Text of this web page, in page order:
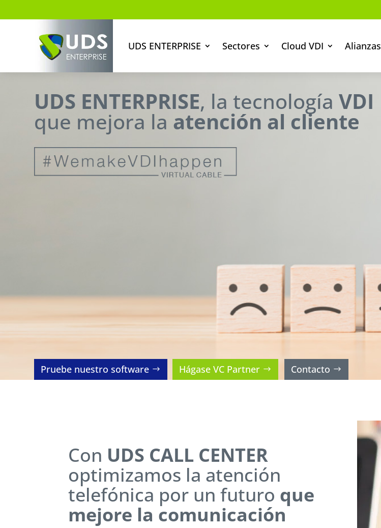
UDS ENTERPRISE Sectores Cloud VDI Alianzas
UDS ENTERPRISE, la tecnologíaVDI
que mejora la atención al cliente
Hágase VC Partner Contacto
Pruebe nuestro software
Con UDS CALL CENTER
optimizamos la atención
telefónica por un futuro que
mejore la comunicación